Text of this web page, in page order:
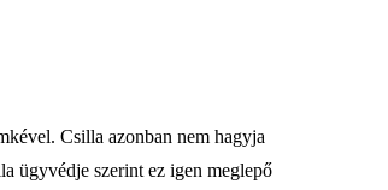
Csilla azonban nem hagyja
ügyvédje szerint ez igen meglepő